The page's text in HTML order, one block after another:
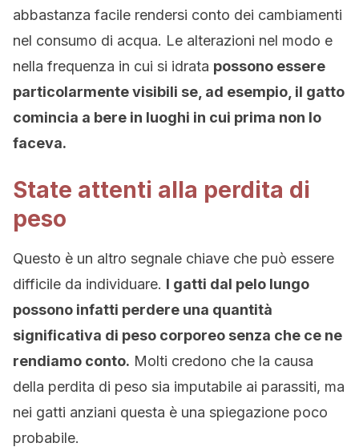
abbastanza facile rendersi conto dei cambiamenti
nel consumo di acqua. Le alterazioni nel modo e
nella frequenza in cui si idrata possono essere
particolarmente visibili se, ad esempio, il gatto
comincia a bere in luoghi in cui prima non lo
faceva.
State attenti alla perdita di
peso
Questo è un altro segnale chiave che può essere
difficile da individuare. I gatti dal pelo lungo
possono infatti perdere una quantità
significativa di peso corporeo senza che ce ne
rendiamo conto. Molti credono che la causa
della perdita di peso sia imputabile ai parassiti, ma
nei gatti anziani questa è una spiegazione poco
probabile.